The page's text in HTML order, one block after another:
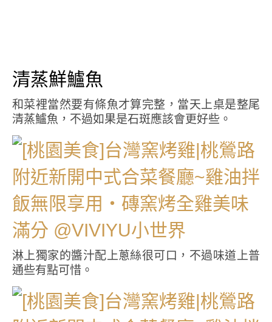
清蒸鮮鱸魚
和菜裡當然要有條魚才算完整，當天上桌是整尾
清蒸鱸魚，不過如果是石斑應該會更好些。
淋上獨家的醬汁配上蔥絲很可口，不過味道上普
通些有點可惜。